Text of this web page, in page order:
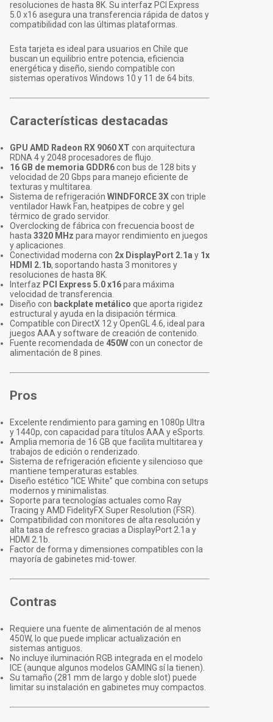
resoluciones de hasta 8K. Su interfaz PCI Express
5.0 x16 asegura una transferencia rápida de datos y
compatibilidad con las últimas plataformas.
Esta tarjeta es ideal para usuarios en Chile que
buscan un equilibrio entre potencia, eficiencia
energética y diseño, siendo compatible con
sistemas operativos Windows 10 y 11 de 64 bits.
Características destacadas
GPU AMD Radeon RX 9060 XT con arquitectura
RDNA 4 y 2048 procesadores de flujo.
16 GB de memoria GDDR6con bus de 128 bits y
velocidad de 20 Gbps para manejo eficiente de
texturas y multitarea.
Sistema de refrigeración WINDFORCE 3Xcon triple
ventilador Hawk Fan, heatpipes de cobre y gel
térmico de grado servidor.
Overclocking de fábrica con frecuencia boost de
hasta 3320 MHz para mayor rendimiento en juegos
y aplicaciones.
Conectividad moderna con 2x DisplayPort 2.1a y 1x
HDMI 2.1b, soportando hasta 3 monitores y
resoluciones de hasta 8K.
Interfaz PCI Express 5.0 x16para máxima
velocidad de transferencia.
Diseño con backplate metálico que aporta rigidez
estructural y ayuda en la disipación térmica.
Compatible con DirectX 12 y OpenGL 4.6, ideal para
juegos AAA y software de creación de contenido.
Fuente recomendada de 450Wcon un conector de
alimentación de 8 pines.
Pros
Excelente rendimiento para gaming en 1080p Ultra
y 1440p, con capacidad para títulos AAA y eSports.
Amplia memoria de 16 GB que facilita multitarea y
trabajos de edición o renderizado.
Sistema de refrigeración eficiente y silencioso que
mantiene temperaturas estables.
Diseño estético “ICE White” que combina con setups
modernos y minimalistas.
Soporte para tecnologías actuales como Ray
Tracing y AMD FidelityFX Super Resolution (FSR).
Compatibilidad con monitores de alta resolución y
alta tasa de refresco gracias a DisplayPort 2.1a y
HDMI 2.1b.
Factor de forma y dimensiones compatibles con la
mayoría de gabinetes mid-tower.
Contras
Requiere una fuente de alimentación de al menos
450W, lo que puede implicar actualización en
sistemas antiguos.
No incluye iluminación RGB integrada en el modelo
ICE (aunque algunos modelos GAMING sí la tienen).
Su tamaño (281 mm de largo y doble slot) puede
limitar su instalación en gabinetes muy compactos.